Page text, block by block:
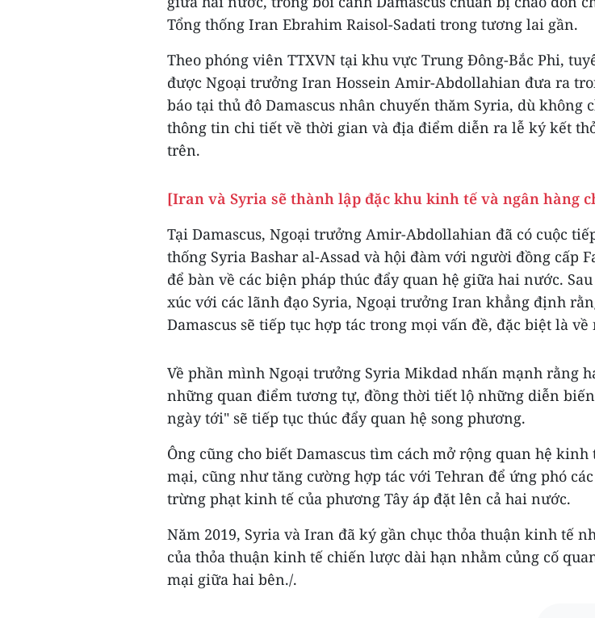
Tổng thống Iran Ebrahim Raisol-Sadati trong tương lai gần.
Theo phóng viên TTXVN tại khu vực Trung Đông-Bắc Phi,
được Ngoại trưởng Iran Hossein Amir-Abdollahian đưa ra
báo tại thủ đô Damascus nhân chuyến thăm Syria, dù không
thông tin chi tiết về thời gian và địa điểm diễn ra lễ ký kết
trên.
[Iran và Syria sẽ thành lập đặc khu kinh tế và ngân hàng
Tại Damascus, Ngoại trưởng Amir-Abdollahian đã có cuộc
thống Syria Bashar al-Assad và hội đàm với người đồng cấp
để bàn về các biện pháp thúc đẩy quan hệ giữa hai nước.
xúc với các lãnh đạo Syria, Ngoại trưởng Iran khẳng định
Damascus sẽ tiếp tục hợp tác trong mọi vấn đề, đặc biệt là
Về phần mình Ngoại trưởng Syria Mikdad nhấn mạnh rằng
những quan điểm tương tự, đồng thời tiết lộ những diễn
ngày tới" sẽ tiếp tục thúc đẩy quan hệ song phương.
Ông cũng cho biết Damascus tìm cách mở rộng quan hệ kinh
mại, cũng như tăng cường hợp tác với Tehran để ứng phó
trừng phạt kinh tế của phương Tây áp đặt lên cả hai nước.
Năm 2019, Syria và Iran đã ký gần chục thỏa thuận kinh tế
của thỏa thuận kinh tế chiến lược dài hạn nhằm củng cố
mại giữa hai bên./.